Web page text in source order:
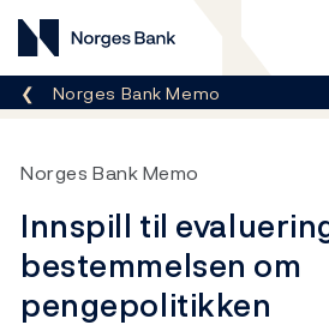
Norges Bank
Her er du nå:
Norges Bank Memo
Norges Bank Memo
Innspill til
bestemmelsen om
pengepolitikken